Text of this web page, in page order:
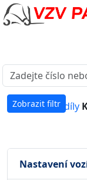
Zobrazit filtr
Náhradní díly
Nastavení